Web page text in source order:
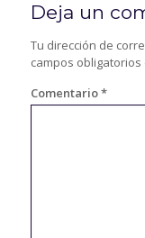
Deja un
Tu dirección de
campos
Comentario*